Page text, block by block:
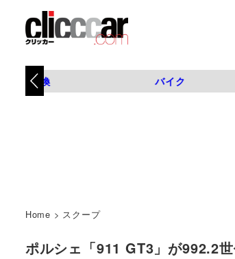
タイヤ交換 バイク
Home > スクープ
ポルシェ「911 GT3」が992.2